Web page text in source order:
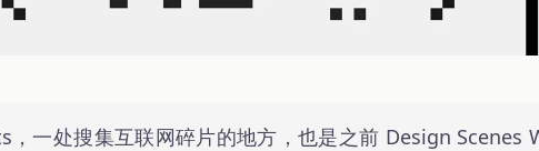
一处搜集互联网碎片的地方，也是之前 Design Scenes